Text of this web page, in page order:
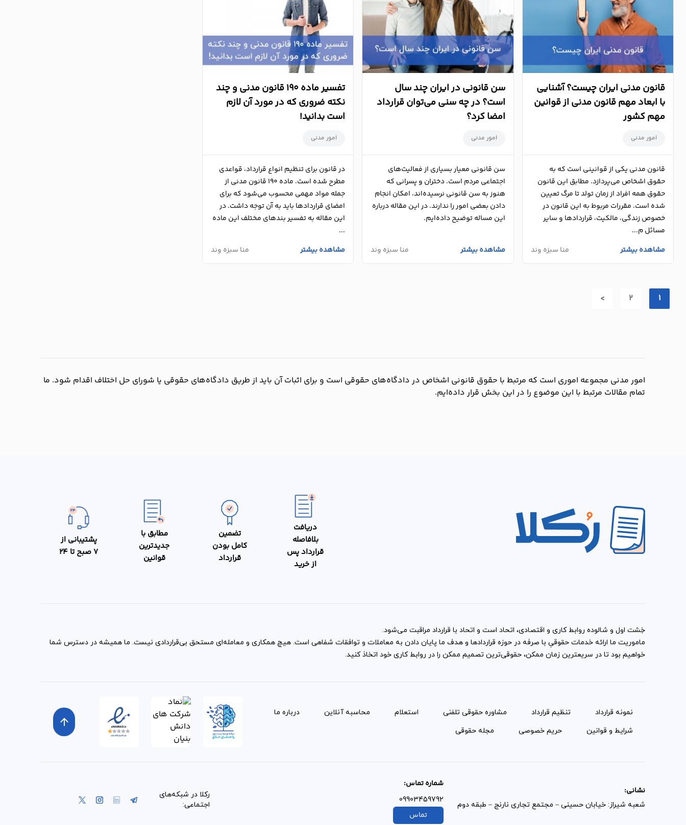
قانون مدنی ایران چیست؟ آشنایی
با ابعاد مهم قانون مدنی از قوانین
مهم کشور
امور مدنی
قانون مدنی یکی از قوانینی است که به
حقوق اشخاص می‌پردازد. مطابق این قانون
حقوق همه افراد از زمان تولد تا مرگ تعیین
شده است. مقررات مربوط به این قانون در
خصوص زندگی، مالکیت، قراردادها و سایر
مسائل م...
مشاهده بیشتر
منا سبزه وند
سن قانونی در ایران چند سال
است؟ در چه سنی می‌توان قرارداد
امضا کرد؟
امور مدنی
سن قانونی معیار بسیاری از فعالیت‌های
اجتماعی مردم است. دختران و پسرانی که
هنوز به سن قانونی نرسیده‌اند، امکان انجام
دادن بعضی امور را ندارند. در این مقاله درباره
این مساله توضیح داده‌ایم.
مشاهده بیشتر منا سبزه وند
تفسیر ماده 190 قانون مدنی و چند
نکته ضروری که در مورد آن لازم
است بدانید!
امور مدنی
در قانون برای تنظیم انواع قرارداد، قواعدی
مطرح شده است. ماده 190 قانون مدنی از
جمله مواد مهمی محسوب می‌شود که برای
امضای قراردادها باید به آن توجه داشت. در
این مقاله به تفسیر بندهای مختلف این ماده
...
مشاهده بیشتر
منا سبزه وند
1
2
>
امور مدنی مجموعه اموری است که مرتبط با حقوق قانونی اشخاص در دادگاه‌های حقوقی است و برای اثبات آن باید از طریق دادگاه‌های حقوقی یا شورای حل اختلاف اقدام شود. ما
تمام مقالات مرتبط با این موضوع را در این بخش قرار داده‌ایم.
دریافت
بلافاصله
قرارداد پس
از خرید
تضمین
کامل بودن
قرارداد
مطابق با
جدیدترین
قوانین
پشتیبانی از
7 صبح تا 24
خِشت اول و شالوده روابط کاری و اقتصادی، اتحاد است و اتحاد با قرارداد مراقبت می‌شود.
ماموریت ما ارائه خدمات حقوقیِ با صرفه در حوزه قراردادها و هدف ما پایان دادن به معاملات و توافقات شفاهی است. هیچ همکاری و معامله‌ای مستحق بی‌قراردادی نیست. ما همیشه در دسترس شما
خواهیم بود تا در سریعترین زمان ممکن، حقوقی‌ترین تصمیم ممکن را در روابط کاری خود اتخاذ کنید.
نمونه قرارداد‌ تنظیم قرارداد مشاوره حقوقی تلفنی استعلام محاسبه آنلاین
درباره ما
شرایط و قوانین
حریم خصوصی مجله حقوقی
arrow_upward
نشانی:
شعبه شیراز: خیابان حسینی – مجتمع تجاری نارنج – طبقه دوم
شماره تماس:
09903459792
تماس
رکلا در شبکه‌های
اجتماعی: